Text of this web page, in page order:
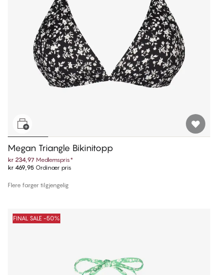
Megan Triangle Bikinitopp
kr 234,97 Medlemspris*
kr 469,95 Ordinær pris
Flere farger tilgjengelig
FINAL SALE -50%